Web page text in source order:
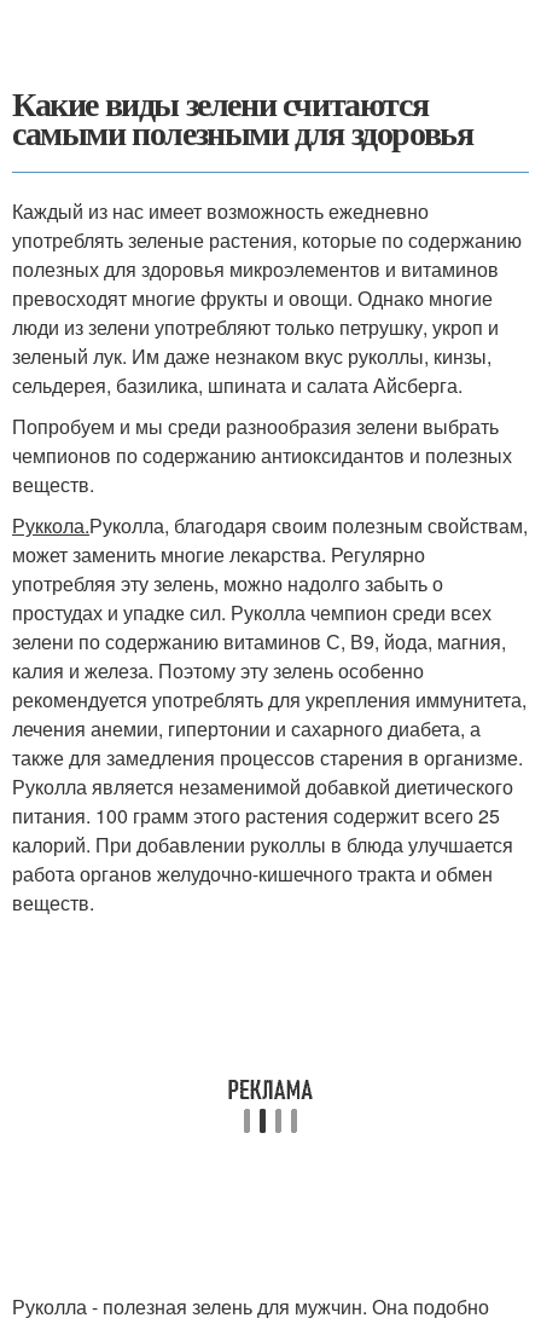
Какие виды зелени считаются
самыми полезными для здоровья
Каждый из нас имеет возможность ежедневно
употреблять зеленые растения, которые по содержанию
полезных для здоровья микроэлементов и витаминов
превосходят многие фрукты и овощи. Однако многие
люди из зелени употребляют только петрушку, укроп и
зеленый лук. Им даже незнаком вкус руколлы, кинзы,
сельдерея, базилика, шпината и салата Айсберга.
Попробуем и мы среди разнообразия зелени выбрать
чемпионов по содержанию антиоксидантов и полезных
веществ.
Руккола.Руколла, благодаря своим полезным свойствам,
может заменить многие лекарства. Регулярно
употребляя эту зелень, можно надолго забыть о
простудах и упадке сил. Руколла чемпион среди всех
зелени по содержанию витаминов С, В9, йода, магния,
калия и железа. Поэтому эту зелень особенно
рекомендуется употреблять для укрепления иммунитета,
лечения анемии, гипертонии и сахарного диабета, а
также для замедления процессов старения в организме.
Руколла является незаменимой добавкой диетического
питания. 100 грамм этого растения содержит всего 25
калорий. При добавлении руколлы в блюда улучшается
работа органов желудочно-кишечного тракта и обмен
веществ.
Руколла - полезная зелень для мужчин. Она подобно